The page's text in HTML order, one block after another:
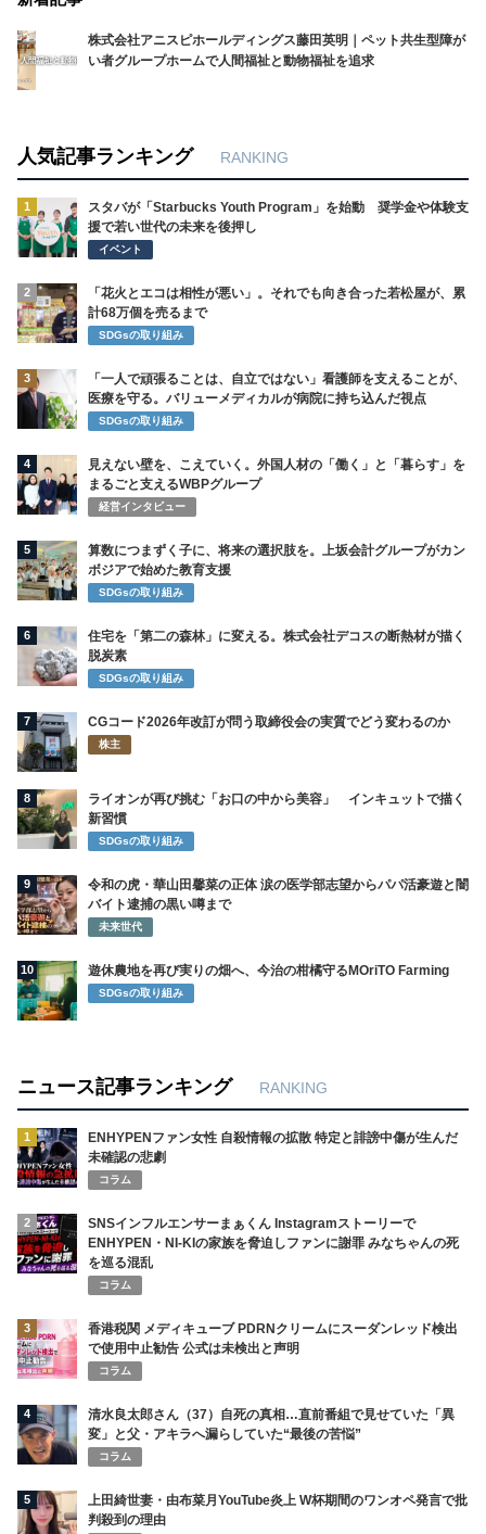
株式会社アニスピホールディングス藤田英明｜ペット共生型障が
い者グループホームで人間福祉と動物福祉を追求
人気記事ランキング RANKING
1
スタバが「Starbucks Youth Program」を始動 奨学金や体験支
援で若い世代の未来を後押し
イベント
2
「花火とエコは相性が悪い」。それでも向き合った若松屋が、累
計68万個を売るまで
SDGsの取り組み
3
「一人で頑張ることは、自立ではない」看護師を支えることが、
医療を守る。バリューメディカルが病院に持ち込んだ視点
SDGsの取り組み
4
見えない壁を、こえていく。外国人材の「働く」と「暮らす」を
まるごと支えるWBPグループ
経営インタビュー
5
算数につまずく子に、将来の選択肢を。上坂会計グループがカン
ボジアで始めた教育支援
SDGsの取り組み
6
住宅を「第二の森林」に変える。株式会社デコスの断熱材が描く
脱炭素
SDGsの取り組み
7 CGコード2026年改訂が問う取締役会の実質でどう変わるのか
株主
8
ライオンが再び挑む「お口の中から美容」 インキュットで描く
新習慣
SDGsの取り組み
9
令和の虎・華山田馨菜の正体 涙の医学部志望からパパ活豪遊と闇
バイト逮捕の黒い噂まで
未来世代
10 遊休農地を再び実りの畑へ、今治の柑橘守るMOriTO Farming
SDGsの取り組み
ニュース記事ランキング RANKING
1
ENHYPENファン女性 自殺情報の拡散 特定と誹謗中傷が生んだ
未確認の悲劇
コラム
2
SNSインフルエンサーまぁくん Instagramストーリーで
ENHYPEN・NI-KIの家族を脅迫しファンに謝罪 みなちゃんの死
を巡る混乱
コラム
3
香港税関 メディキューブ PDRNクリームにスーダンレッド検出
で使用中止勧告 公式は未検出と声明
コラム
4
清水良太郎さん（37）自死の真相…直前番組で見せていた「異
変」と父・アキラへ漏らしていた“最後の苦悩”
コラム
5
上田綺世妻・由布菜月YouTube炎上 W杯期間のワンオペ発言で批
判殺到の理由